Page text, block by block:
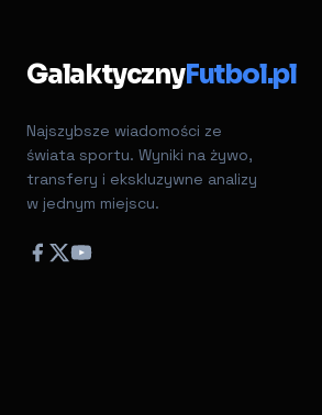
GalaktycznyFutbol.pl
Najszybsze wiadomości ze
świata sportu. Wyniki na żywo,
transfery i ekskluzywne analizy
w jednym miejscu.